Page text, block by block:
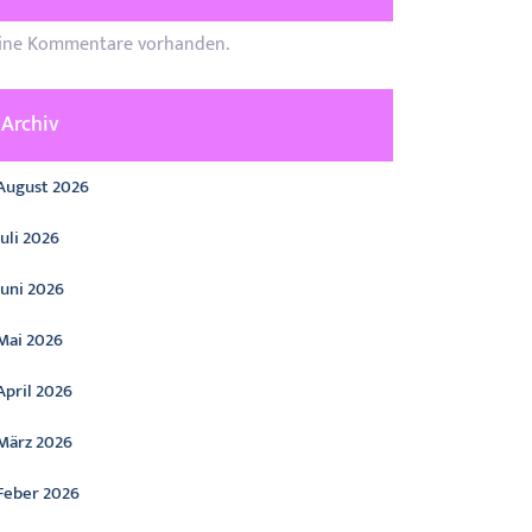
Kommentare vorhanden.
Archiv
2026
2026
2026
2026
2026
2026
2026